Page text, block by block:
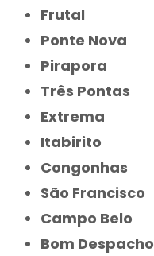
Frutal
Ponte Nova
Pirapora
Três Pontas
Extrema
Itabirito
Congonhas
São Francisco
Campo Belo
Bom Despacho